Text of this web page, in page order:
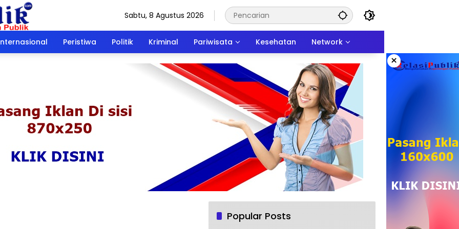
Sabtu, 8 Agustus 2026
Peristiwa Politik Kriminal Pariwisata Kesehatan Network
×
Popular Posts